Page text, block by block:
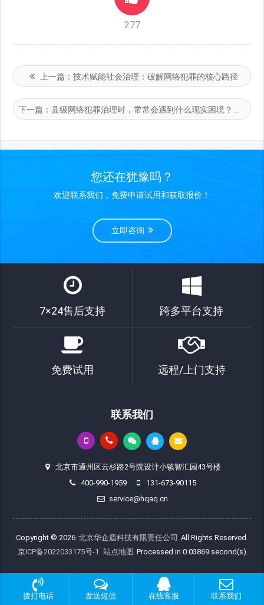
277
上一篇： 技术赋能社会治理：破解网络犯罪的核心路径
下一篇：县级网络犯罪治理时，常常会遇到什么现实困境？
您还在犹豫吗？
欢迎联系我们，免费申请试用和获取报价！
立即咨询
7×24售后支持 跨多平台支持
免费试用 远程/上门支持
联系我们
北京市通州区云杉路2号院设计小镇智汇园43号楼
400-990-1959
131-673-90115
service@hqaq.cn
Copyright © 2026 北京华企盾科技有限责任公司 All Rights Reserved.
京ICP备2022033175号-1 站点地图 Processed in 0.03869 second(s).
拨打电话 发送短信 在线客服 联系我们